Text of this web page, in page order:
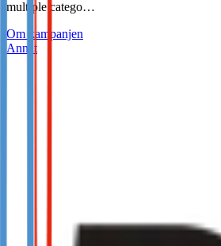
multiple catego…
Om kampanjen
Annat